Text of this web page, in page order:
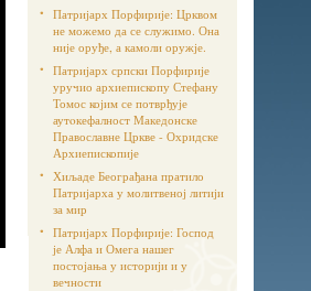
Патријарх Порфирије: Црквом
не можемо да се служимо. Она
није оруђе, а камоли оружје.
Патријарх српски Порфирије
уручио архиепископу Стефану
Томос којим се потврђује
аутoкефалност Македонске
Православне Цркве - Охридске
Архиепископије
Хиљаде Београђана пратило
Патријарха у молитвеној литији
за мир
Патријарх Порфирије: Господ
је Алфа и Омега нашег
постојања у историји и у
вечности